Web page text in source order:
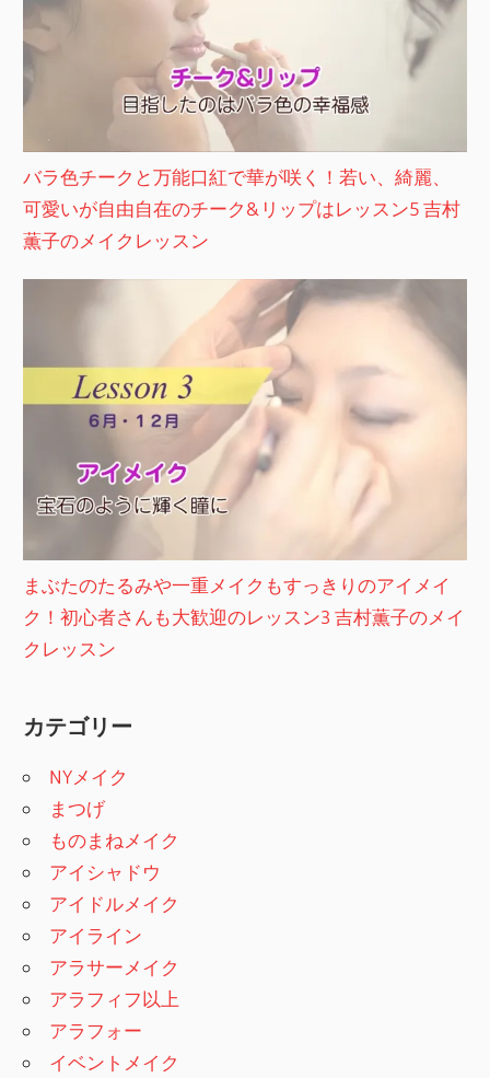
バラ色チークと万能口紅で華が咲く！若い、綺麗、
可愛いが自由自在のチーク&リップはレッスン5 吉村
薫子のメイクレッスン
まぶたのたるみや一重メイクもすっきりのアイメイ
ク！初心者さんも大歓迎のレッスン3 吉村薫子のメイ
クレッスン
カテゴリー
NYメイク
まつげ
ものまねメイク
アイシャドウ
アイドルメイク
アイライン
アラサーメイク
アラフィフ以上
アラフォー
イベントメイク